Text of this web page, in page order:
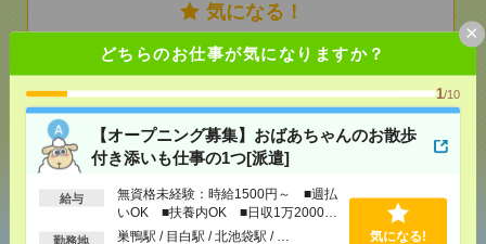
どちらのお仕事が気になりますか？
1/10
【オープニング募集】おばあちゃんのお散歩
付き添いも仕事の1つ[派遣]
給与
無資格未経験：時給1500円～ ■週払
いOK ■扶養内OK ■日収1万2000円
以上
勤務地 巣鴨駅 / 目白駅 / 北池袋駅 / … 気になる!
×
気になる！
シェア ツイート